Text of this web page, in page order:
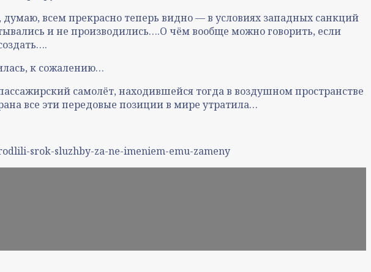
всем прекрасно теперь видно — в условиях западных санкций
и не производились….О чём вообще можно говорить, если
к сожалению…
самолёт, находившейся тогда в воздушном пространстве
все эти передовые позиции в мире утратила…
srok-sluzhby-za-ne-imeniem-emu-zameny